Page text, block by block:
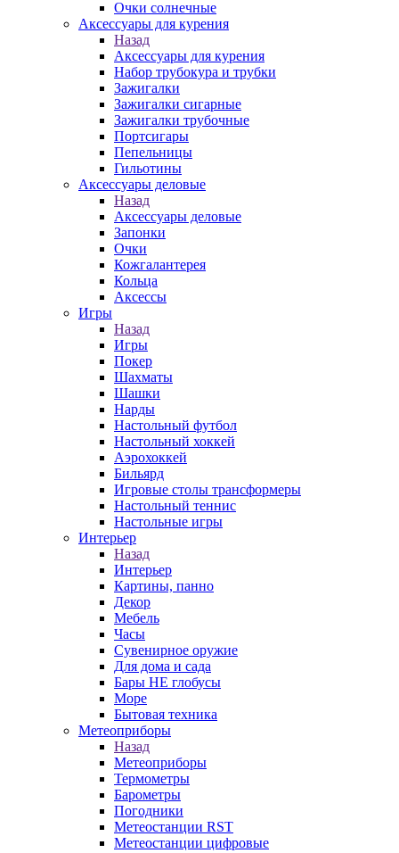
Очки солнечные
Аксессуары для курения
Назад
Аксессуары для курения
Набор трубокура и трубки
Зажигалки
Зажигалки сигарные
Зажигалки трубочные
Портсигары
Пепельницы
Гильотины
Аксессуары деловые
Назад
Аксессуары деловые
Запонки
Очки
Кожгалантерея
Кольца
Аксессы
Игры
Назад
Игры
Покер
Шахматы
Шашки
Нарды
Настольный футбол
Настольный хоккей
Аэрохоккей
Бильярд
Игровые столы трансформеры
Настольный теннис
Настольные игры
Интерьер
Назад
Интерьер
Картины, панно
Декор
Мебель
Часы
Сувенирное оружие
Для дома и сада
Бары НЕ глобусы
Море
Бытовая техника
Метеоприборы
Назад
Метеоприборы
Термометры
Барометры
Погодники
Метеостанции RST
Метеостанции цифровые